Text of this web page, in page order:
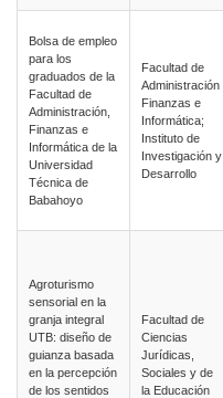
Bolsa de empleo
para los
graduados de la
Facultad de
Administración,
Finanzas e
Informática de la
Universidad
Técnica de
Babahoyo
Facultad de
Administración
Finanzas e
Informática;
Instituto de
Investigación y
Desarrollo
Agroturismo
sensorial en la
granja integral
UTB: diseño de
guianza basada
en la percepción
de los sentidos
Facultad de
Ciencias
Jurídicas,
Sociales y de
la Educación